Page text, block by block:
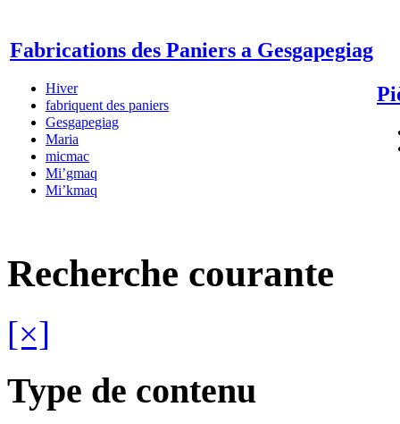
Fabrications des Paniers a Gesgapegiag
Hiver
fabriquent des paniers
Gesgapegiag
Maria
micmac
Mi’gmaq
Mi’kmaq
Recherche courante
[×]
Type de contenu